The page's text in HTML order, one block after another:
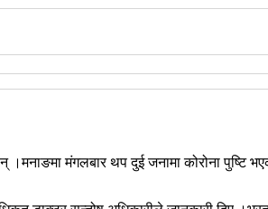
मंगलबार थप दुई जनामा कोरोना पुष्टि